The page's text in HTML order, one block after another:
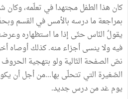
كان هذا الطفل مجتهدا في تعلّمه، وكان
بمراجعة ما درسه بالأمس في القسم
يقولُ النّاس حتّى إذا ما استظهاره
فيه ولا ينسى أجزاء منه. كذلك أوصاه
نصّ الصفحة التّالية ولو بتهجية الحروف
الصّغيرة التي تتحلّى بها...من أجل أن
يوم غد من درس جديد.